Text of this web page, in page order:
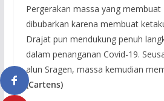
Pergerakan massa yang membuat
dibubarkan karena membuat
Drajat pun mendukung penuh
dalam penanganan Covid-19.
alun Sragen, massa kemudian
(Cartens)